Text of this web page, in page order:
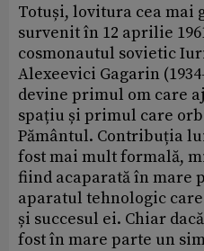
Totuși, lovitura cea mai
survenit în 12 aprilie
cosmonautul sovietic
Alexeevici Gagarin
devine primul om care
spațiu și primul care
Pământul. Contribuția
fost mai mult formală,
fiind acaparată în mare
aparatul tehnologic
și succesul ei. Chiar
fost în mare parte un